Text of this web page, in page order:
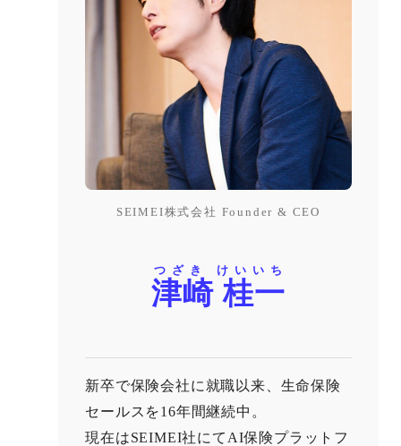
SEIMEI株式会社 Founder & CEO
津崎 桂一
つざき けいいち
新卒で保険会社に就職以来、生命保険
セールスを16年間継続中。
現在はSEIMEI社にてAI保険プラットフ